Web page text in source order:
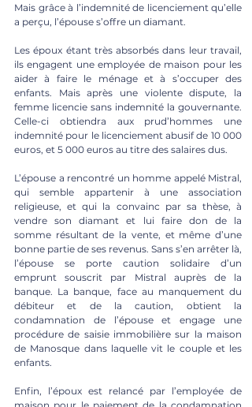
Mais grâce à l’indemnité de licenciement qu’elle
a perçu, l’épouse s’offre un diamant.
Les époux étant très absorbés dans leur travail,
ils engagent une employée de maison pour les
aider à faire le ménage et à s’occuper des
enfants. Mais après une violente dispute, la
femme licencie sans indemnité la gouvernante.
Celle-ci obtiendra aux prud’hommes une
indemnité pour le licenciement abusif de 10 000
euros, et 5 000 euros au titre des salaires dus.
L’épouse a rencontré un homme appelé Mistral,
qui semble appartenir à une association
religieuse, et qui la convainc par sa thèse, à
vendre son diamant et lui faire don de la
somme résultant de la vente, et même d’une
bonne partie de ses revenus. Sans s’en arrêter là,
l’épouse se porte caution solidaire d’un
emprunt souscrit par Mistral auprès de la
banque. La banque, face au manquement du
débiteur et de la caution, obtient la
condamnation de l’épouse et engage une
procédure de saisie immobilière sur la maison
de Manosque dans laquelle vit le couple et les
enfants.
Enfin, l’époux est relancé par l’employée de